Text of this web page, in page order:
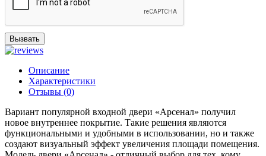
Вызвать
Описание
Характеристики
Отзывы (0)
Вариант популярной входной двери «Арсенал» получил
новое внутреннее покрытие. Такие решения являются
функциональными и удобными в использовании, но и также
создают визуальный эффект увеличения площади помещения.